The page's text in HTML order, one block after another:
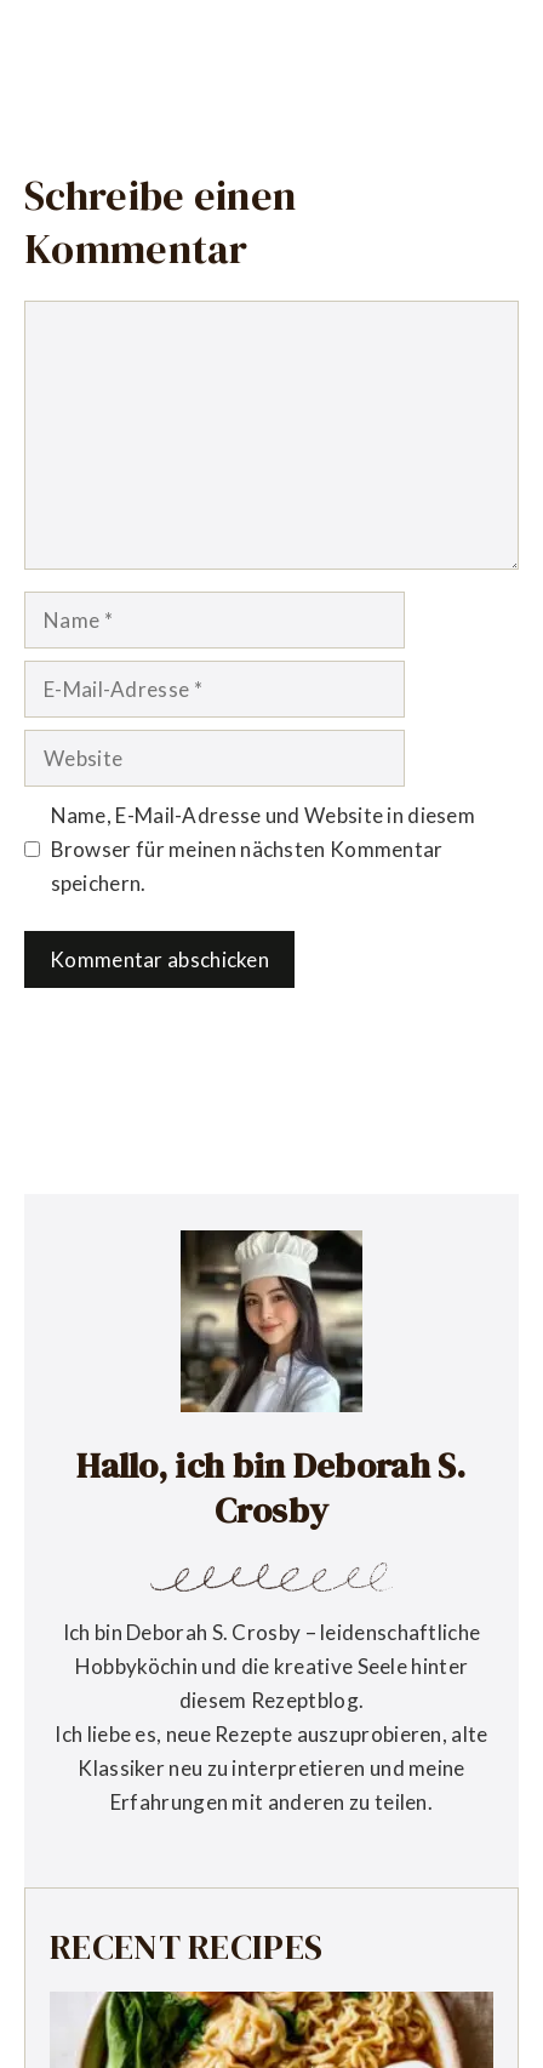
Schreibe einen
Kommentar
Name
Website
Name, E-Mail-Adresse und Website in diesem
Browser für meinen nächsten Kommentar
speichern.
Hallo, ich bin Deborah S.
Crosby
Ich bin Deborah S. Crosby – leidenschaftliche
Hobbyköchin und die kreative Seele hinter
diesem Rezeptblog.
Ich liebe es, neue Rezepte auszuprobieren, alte
Klassiker neu zu interpretieren und meine
Erfahrungen mit anderen zu teilen.
RECENT RECIPES